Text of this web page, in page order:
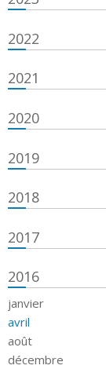
2022
2021
2020
2019
2018
2017
2016
janvier
avril
août
décembre